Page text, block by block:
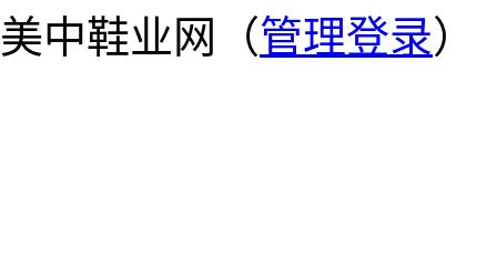
美中鞋业网（管理登录）